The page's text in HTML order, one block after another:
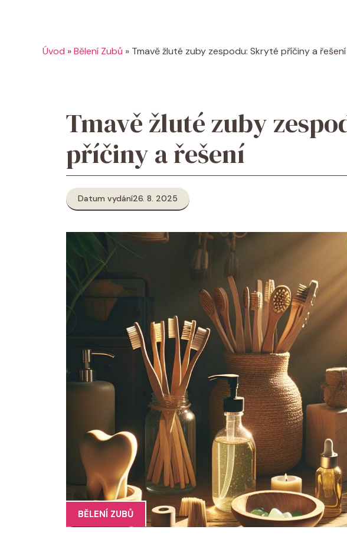
Úvod »Bělení Zubů » Tmavě žluté zuby zespodu: Skryté příčiny a řešení
Tmavě žluté zuby
příčiny a řešení
Datum vydání26. 8. 2025
BĚLENÍ ZUBŮ